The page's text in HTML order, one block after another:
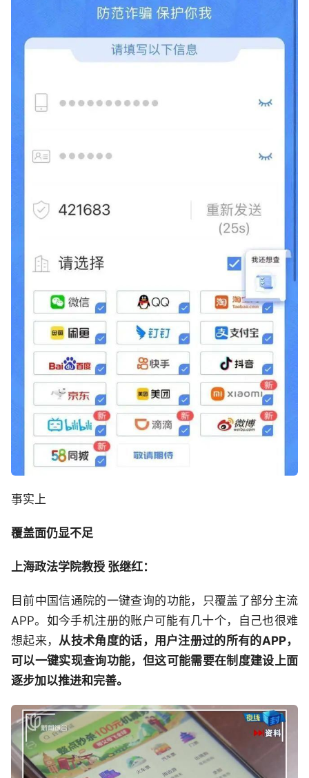
事实上
覆盖面仍显不足
上海政法学院教授 张继红：
目前中国信通院的一键查询的功能，只覆盖了部分主流
APP。如今手机注册的账户可能有几十个，自己也很难
想起来， 从技术角度的话，用户注册过的所有的APP，
可以一键实现查询功能，但这可能需要在制度建设上面
逐步加以推进和完善。